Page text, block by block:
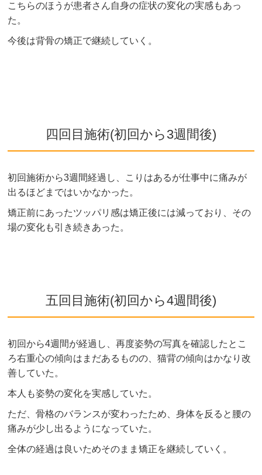
こちらのほうが患者さん自身の症状の変化の実感もあっ
た。
今後は背骨の矯正で継続していく。
四回目施術(初回から3週間後)
初回施術から3週間経過し、こりはあるが仕事中に痛みが
出るほどまではいかなかった。
矯正前にあったツッパリ感は矯正後には減っており、その
場の変化も引き続きあった。
五回目施術(初回から4週間後)
初回から4週間が経過し、再度姿勢の写真を確認したとこ
ろ右重心の傾向はまだあるものの、猫背の傾向はかなり改
善していた。
本人も姿勢の変化を実感していた。
ただ、骨格のバランスが変わったため、身体を反ると腰の
痛みが少し出るようになっていた。
全体の経過は良いためそのまま矯正を継続していく。